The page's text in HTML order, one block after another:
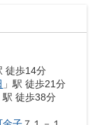
徒歩14分
」駅 徒歩21分
駅 徒歩38分